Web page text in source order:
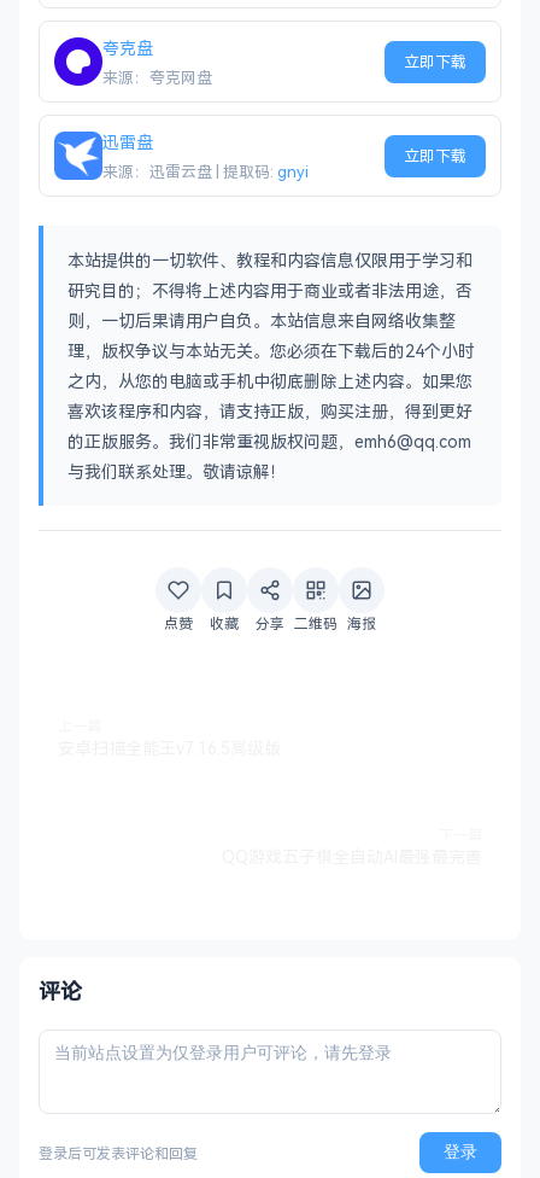
夸克盘
来源：夸克网盘
立即下载
迅雷盘
来源：迅雷云盘 | 提取码: gnyi
立即下载
本站提供的一切软件、教程和内容信息仅限用于学习和
研究目的；不得将上述内容用于商业或者非法用途，否
则，一切后果请用户自负。本站信息来自网络收集整
理，版权争议与本站无关。您必须在下载后的24个小时
之内，从您的电脑或手机中彻底删除上述内容。如果您
喜欢该程序和内容，请支持正版，购买注册，得到更好
的正版服务。我们非常重视版权问题，emh6@qq.com
与我们联系处理。敬请谅解！
点赞 收藏 分享 二维码 海报
评论
登录后可发表评论和回复 登录